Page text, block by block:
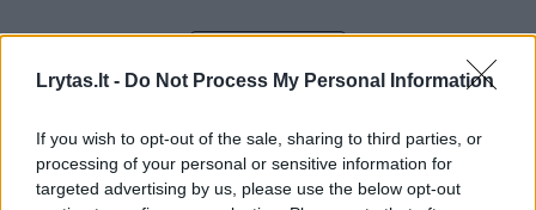
Lrytas.lt - Do Not Process My Personal Information
If you wish to opt-out of the sale, sharing to third parties, or
processing of your personal or sensitive information for
targeted advertising by us, please use the below opt-out
Žiūrimiausi įrašai